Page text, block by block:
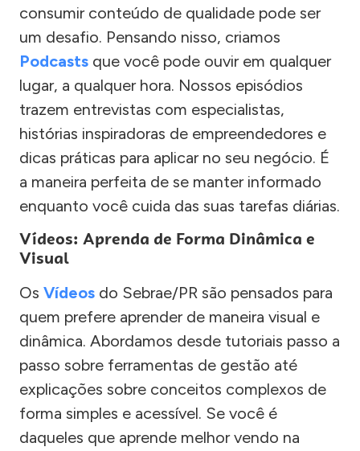
consumir conteúdo de qualidade pode ser
um desafio. Pensando nisso, criamos
Podcasts que você pode ouvir em qualquer
lugar, a qualquer hora. Nossos episódios
trazem entrevistas com especialistas,
histórias inspiradoras de empreendedores e
dicas práticas para aplicar no seu negócio. É
a maneira perfeita de se manter informado
enquanto você cuida das suas tarefas diárias.
Vídeos: Aprenda de Forma Dinâmica e
Visual
Os Vídeos do Sebrae/PR são pensados para
quem prefere aprender de maneira visual e
dinâmica. Abordamos desde tutoriais passo a
passo sobre ferramentas de gestão até
explicações sobre conceitos complexos de
forma simples e acessível. Se você é
daqueles que aprende melhor vendo na